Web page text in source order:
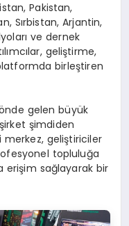
Pakistan,
Sırbistan, Arjantin,
ve dernek
geliştirme,
birleştiren
gelen büyük
şimdiden
merkez, geliştiriciler
topluluğa
erişim sağlayarak bir